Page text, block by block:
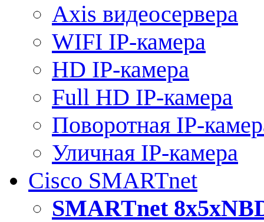
Axis видеосервера
WIFI IP-камера
HD IP-камера
Full HD IP-камера
Поворотная IP-
Уличная IP-камера
Cisco SMARTnet
SMARTnet